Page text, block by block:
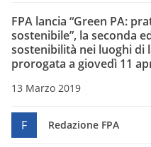
FPA lancia “Green PA:
sostenibile”, la seconda
sostenibilità nei luoghi di
prorogata a giovedì 11
13 Marzo 2019
F Redazione FPA